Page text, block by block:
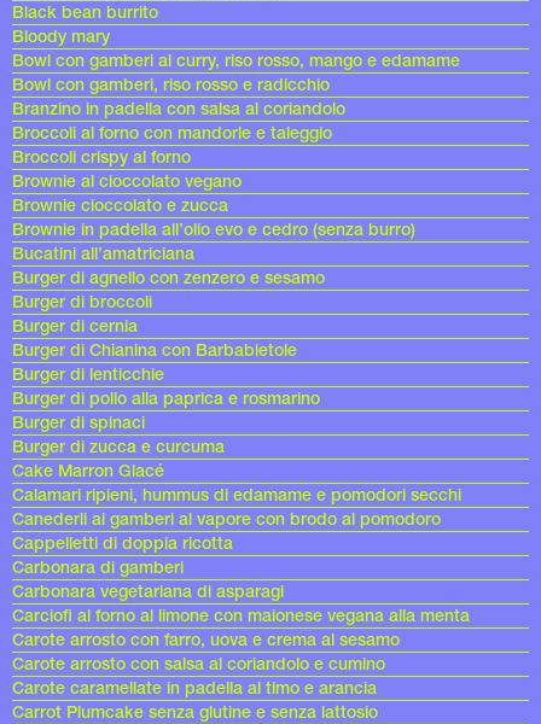
Black bean burrito
Bloody mary
Bowl con gamberi al curry, riso rosso, mango e edamame
Bowl con gamberi, riso rosso e radicchio
Branzino in padella con salsa al coriandolo
Broccoli al forno con mandorle e taleggio
Broccoli crispy al forno
Brownie al cioccolato vegano
Brownie cioccolato e zucca
Brownie in padella all’olio evo e cedro (senza burro)
Bucatini all’amatriciana
Burger di agnello con zenzero e sesamo
Burger di broccoli
Burger di cernia
Burger di Chianina con Barbabietole
Burger di lenticchie
Burger di pollo alla paprica e rosmarino
Burger di spinaci
Burger di zucca e curcuma
Cake Marron Glacé
Calamari ripieni, hummus di edamame e pomodori secchi
Canederli ai gamberi al vapore con brodo al pomodoro
Cappelletti di doppia ricotta
Carbonara di gamberi
Carbonara vegetariana di asparagi
Carciofi al forno al limone con maionese vegana alla menta
Carote arrosto con farro, uova e crema al sesamo
Carote arrosto con salsa al coriandolo e cumino
Carote caramellate in padella al timo e arancia
Carrot Plumcake senza glutine e senza lattosio